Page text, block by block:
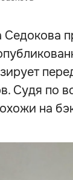
Судя по
на